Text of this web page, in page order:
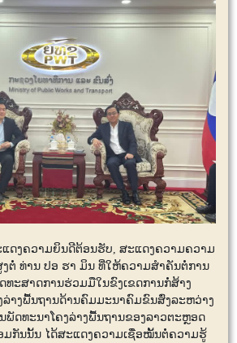
ດງຄວາມຍິນດີຕ້ອນຮັບ, ສະແດງຄວາມຄວາມ
ຕໍ່ ທ່ານ ປອ ຮາ ມິນ ທີ່ໃຫ້ຄວາມສໍາຄັນຕໍ່ການ
ະສາດການຮ່ວມມືໃນຂົງເຂດການກໍ່ສ້າງ
ລ່າງພື້ນຖານດ້ານຄົມມະນາຄົມຂົນສົ່ງລະຫວ່າງ
ພັດທະນາໂຄງລ່າງພື້ນຖານຂອງລາວຕະຫຼອດ
ມກັນນັ້ນ ໄດ້ສະແດງຄວາມເຊື່ອໝັ້ນຕໍ່ຄວາມຮູ້